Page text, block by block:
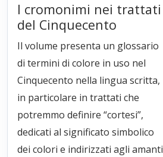
I cromonimi nei trattati
del Cinquecento
Il volume presenta un glossario
di termini di colore in uso nel
Cinquecento nella lingua scritta,
in particolare in trattati che
potremmo definire “cortesi”,
dedicati al significato simbolico
dei colori e indirizzati agli amanti